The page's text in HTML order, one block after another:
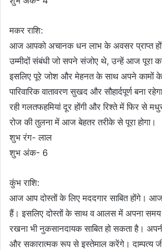
मकर राशि:
आज आपको अचानक धन लाभ के अवसर प्राप्त
उम्मीदों संबंधी जो सपने संजोए थे, उन्हें आज पूरा
इसलिए पूरे जोश और मेहनत के साथ अपने कामों
पारिवारिक वातावरण सुखद और सौहार्दपूर्ण बना
रही गलतफहमियां दूर होंगी और रिश्ते में फिर से
रोज की तुलना में आज बेहतर तरीके से पूरा होगा।
शुभ रंग- लाल
शुभ अंक- 6
कुंभ राशि:
आज आप दोस्तों के लिए मददगार साबित होंगे।
हैं। इसलिए दोस्तों के साथ व आलस में अपना समय
रखना भी नुकसानदायक साबित हो सकता है।
और सकारात्मक रूप से इस्तेमाल करेंगे। दाम्पत्य